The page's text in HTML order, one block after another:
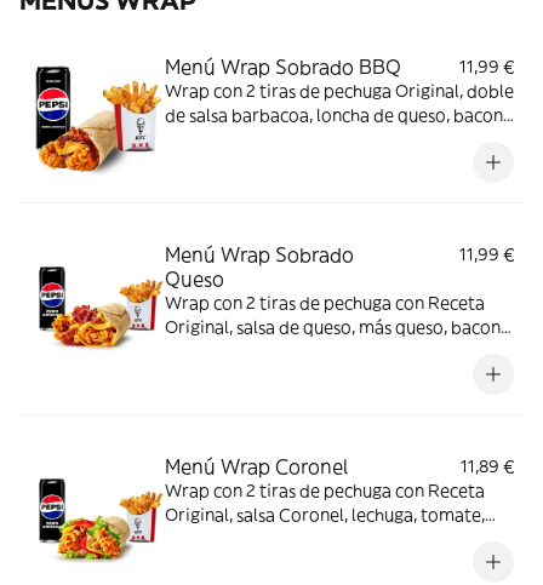
Menú Wrap Sobrado BBQ
11,99 €
Wrap con 2 tiras de pechuga Original, doble
de salsa barbacoa, loncha de queso, bacon
Menú Wrap Sobrado
Queso
11,99 €
Wrap con 2 tiras de pechuga con Receta
Original, salsa de queso, más queso, bacon y
Menú Wrap Coronel
11,89 €
Wrap con 2 tiras de pechuga con Receta
Original, salsa Coronel, lechuga, tomate,